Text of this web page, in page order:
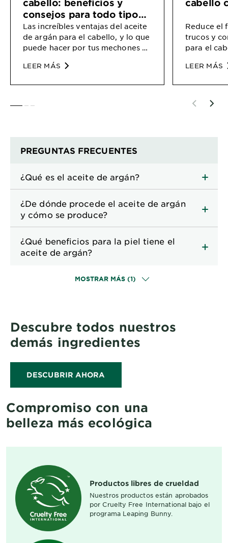
volumen al cabello.
* Cuando se utiliza con el shampoo, acondicionador
sérum antifrizzSleek & Shine
cabello: beneficios y
consejos para todo tipo
de cabello
Las increíbles ventajas del aceite
de argán para el cabello, y lo que
puede hacer por tus mechones y
LEER MÁS
cabello
Reduce el
trucos y
para el
LEER MÁS
PREGUNTAS FRECUENTES
¿Qué es el aceite de argán?
¿De dónde procede el aceite de argán
y cómo se produce?
¿Qué beneficios para la piel tiene el
aceite de argán?
MOSTRAR MÁS (1)
Descubre todos nuestros
demás ingredientes
DESCUBRIR AHORA
Compromiso con una
belleza más ecológica
Productos libres de crueldad
Nuestros productos están aprobados
por Cruelty Free International bajo el
programa Leaping Bunny.